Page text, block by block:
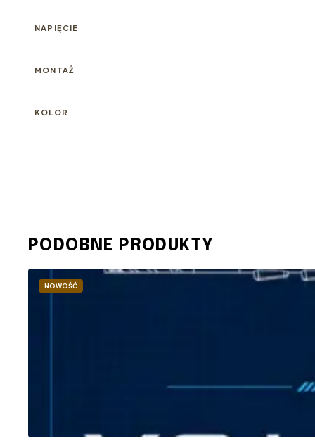
NAPIĘCIE
MONTAŻ
KOLOR
PODOBNE PRODUKTY
NOWOŚĆ